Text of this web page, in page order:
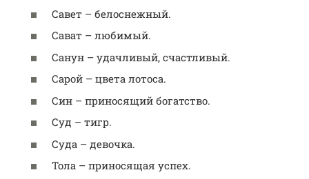
Савет – белоснежный.
Сават – любимый.
Санун – удачливый, счастливый.
Сарой – цвета лотоса.
Син – приносящий богатство.
Суд – тигр.
Суда – девочка.
Тола – приносящая успех.